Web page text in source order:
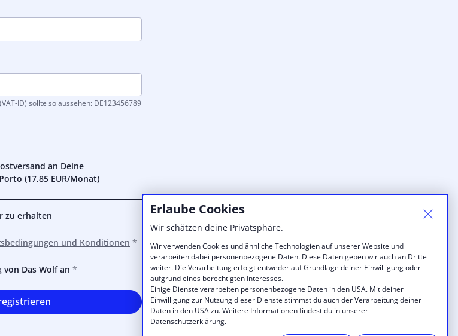
Erlaube Cookies
Wir schätzen deine Privatsphäre.
Wir verwenden Cookies und ähnliche Technologien auf unserer Website und
verarbeiten dabei personenbezogene Daten. Diese Daten geben wir auch an Dritte
weiter. Die Verarbeitung erfolgt entweder auf Grundlage deiner Einwilligung oder
aufgrund eines berechtigten Interesses.
Einige Dienste verarbeiten personenbezogene Daten in den USA. Mit deiner
Einwilligung zur Nutzung dieser Dienste stimmst du auch der Verarbeitung deiner
Daten in den USA zu. Weitere Informationen findest du in unserer
Datenschutzerklärung.
ID) sollte so aussehen: DE123456789
an Deine
(17,85 EUR/Monat)
zu erhalten
und Konditionen
von Das Wolf an